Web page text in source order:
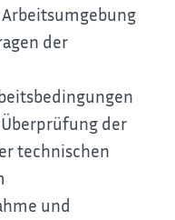
der
der
technischen
und